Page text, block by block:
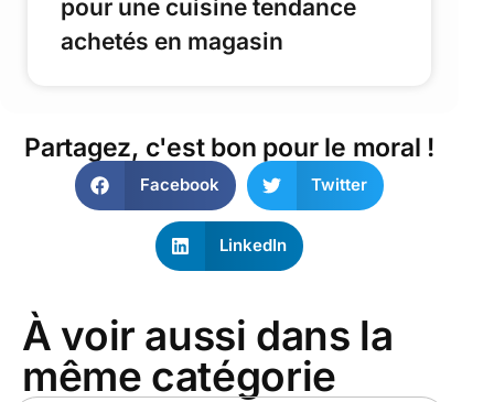
pour une cuisine tendance
achetés en magasin
Partagez, c'est bon pour le moral !
Facebook Twitter
LinkedIn
À voir aussi dans la
même catégorie